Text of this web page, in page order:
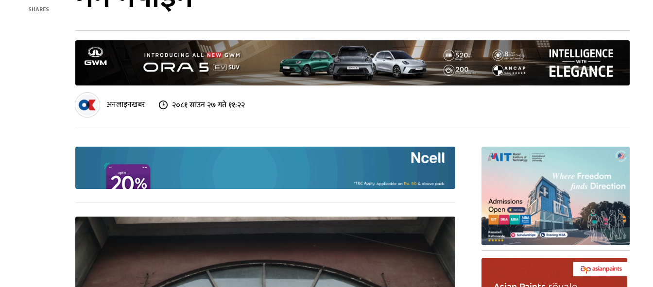
SHARES
अनलाइनखबर २०८१ साउन २७ गते ११:२२